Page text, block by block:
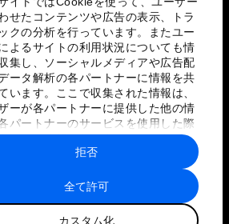
せたコンテンツや広告の表示、トラ
クの分析を行っています。またユー
よるサイトの利用状況についても情
集し、ソーシャルメディアや広告配
ータ解析の各パートナーに情報を共
います。ここで収集された情報は、
ーが各パートナーに提供した他の情
パートナーのサービスを使用した際
された情報と組み合わされ、各パー
によって使用されることがありま
全て許可
カスタム化
拒否
シーポリシーと利用規約
サイトマップ